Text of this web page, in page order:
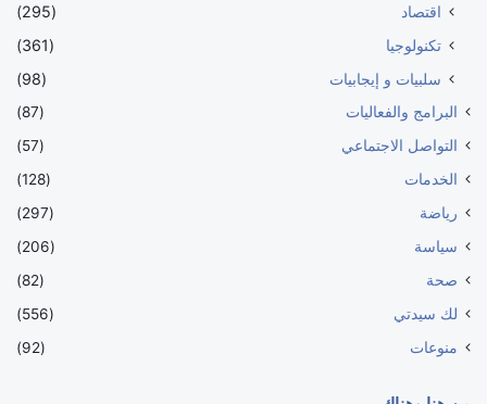
اقتصاد
(295)
تكنولوجيا
(361)
سلبيات و إيجابيات
(98)
البرامج والفعاليات
(87)
التواصل الاجتماعي
(57)
الخدمات
(128)
رياضة
(297)
سياسة
(206)
صحة
(82)
لك سيدتي
(556)
منوعات
(92)